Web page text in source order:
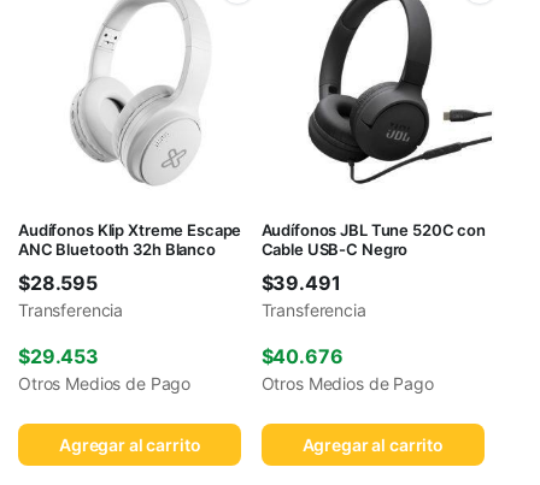
Audífonos Klip Xtreme Escape
ANC Bluetooth 32h Blanco
$28.595
Transferencia
$29.453
Otros Medios de Pago
Agregar al carrito
Audífonos JBL Tune 520C con
Cable USB-C Negro
$39.491
Transferencia
$40.676
Otros Medios de Pago
Agregar al carrito